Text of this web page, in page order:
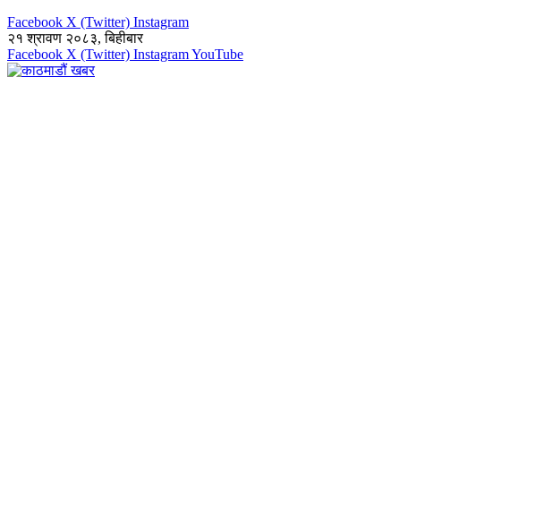
Facebook X (Twitter) Instagram
२१ श्रावण २०८३, बिहीबार
Facebook X (Twitter) InstagramYouTube